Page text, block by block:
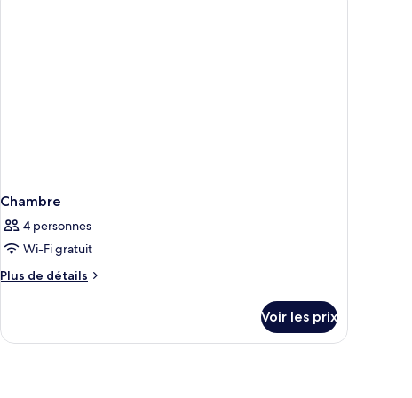
Chambre
4 personnes
Wi-Fi gratuit
Plus de détails
Plus
le
Voir les prix